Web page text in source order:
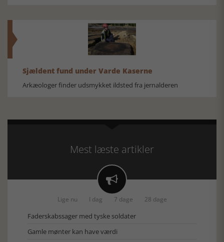
Sjældent fund under Varde Kaserne
Arkæologer finder udsmykket ildsted fra jernalderen
Mest læste artikler

Lige nu I dag 7 dage 28 dage
Faderskabssager med tyske soldater
Gamle mønter kan have værdi